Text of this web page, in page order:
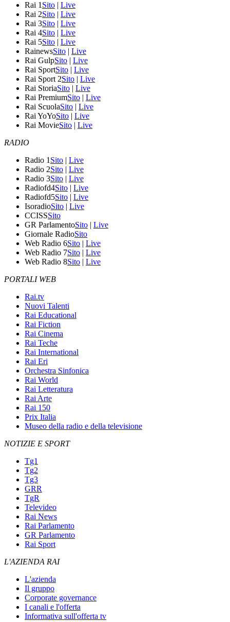
Rai 1 Sito | Live
Rai 2Sito | Live
Rai 3Sito | Live
Rai 4Sito | Live
Rai 5Sito | Live
RainewsSito | Live
Rai GulpSito | Live
Rai SportSito | Live
Rai Sport 2Sito | Live
Rai StoriaSito | Live
Rai PremiumSito | Live
Rai ScuolaSito | Live
Rai YoYoSito | Live
Rai MovieSito | Live
RADIO
Radio 1 Sito | Live
Radio 2Sito | Live
Radio 3Sito | Live
Radiofd4Sito | Live
Radiofd5Sito | Live
IsoradioSito | Live
CCISSSito
GR ParlamentoSito | Live
Giornale RadioSito
Web Radio 6Sito | Live
Web Radio 7Sito | Live
Web Radio 8Sito | Live
PORTALI WEB
Rai.tv
Nuovi Talenti
Rai Educational
Rai Fiction
Rai Cinema
Rai Teche
Rai International
Rai Eri
Orchestra Sinfonica
Rai World
Rai Letteratura
Rai Arte
Rai 150
Prix Italia
Museo della radio e della televisione
NOTIZIE E SPORT
Tg1
Tg2
Tg3
GRR
TgR
Televideo
Rai News
Rai Parlamento
GR Parlamento
Rai Sport
L'AZIENDA RAI
L'azienda
Il gruppo
Corporate governance
I canali e l'offerta
Informativa sull'offerta tv